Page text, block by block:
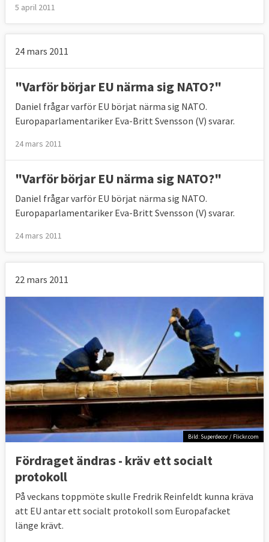
5 april 2011
24 mars 2011
"Varför börjar EU närma sig NATO?"
Daniel frågar varför EU börjat närma sig NATO.
Europaparlamentariker Eva-Britt Svensson (V) svarar.
24 mars 2011
"Varför börjar EU närma sig NATO?"
Daniel frågar varför EU börjat närma sig NATO.
Europaparlamentariker Eva-Britt Svensson (V) svarar.
24 mars 2011
22 mars 2011
Bild: Superdecor / Flickr.com
Fördraget ändras - kräv ett socialt
protokoll
På veckans toppmöte skulle Fredrik Reinfeldt kunna kräva
att EU antar ett socialt protokoll som Europafacket
länge krävt.